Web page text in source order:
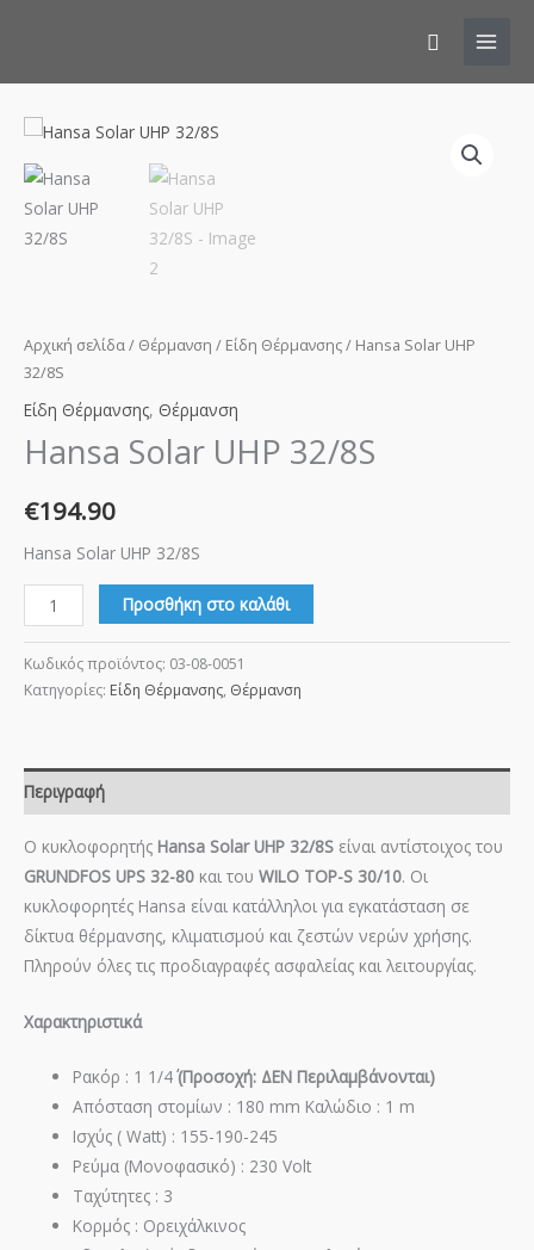
Αρχική σελίδα/ Θέρμανση / Είδη Θέρμανσης/ Hansa Solar UHP
32/8S
Είδη Θέρμανσης, Θέρμανση
Hansa Solar UHP 32/8S
€194.90
Hansa Solar UHP 32/8S
Hansa
Solar
UHP
32/8S
ποσότητα
Προσθήκη στο καλάθι
Κωδικός προϊόντος: 03-08-0051
Κατηγορίες: Είδη Θέρμανσης, Θέρμανση
Περιγραφή
Ο κυκλοφορητής Hansa Solar UHP 32/8S είναι αντίστοιχος του
GRUNDFOS UPS 32-80 και του WILO TOP-S 30/10. Οι
κυκλοφορητές Hansa είναι κατάλληλοι για εγκατάσταση σε
δίκτυα θέρμανσης, κλιματισμού και ζεστών νερών χρήσης.
Πληρούν όλες τις προδιαγραφές ασφαλείας και λειτουργίας.
Χαρακτηριστικά
Ρακόρ : 1 1/4΄΄(Προσοχή: ΔΕΝ Περιλαμβάνονται)
Απόσταση στομίων : 180 mm Καλώδιο : 1 m
Ισχύς ( Watt) : 155-190-245
Ρεύμα (Μονοφασικό) : 230 Volt
Ταχύτητες : 3
Κορμός : Ορειχάλκινος